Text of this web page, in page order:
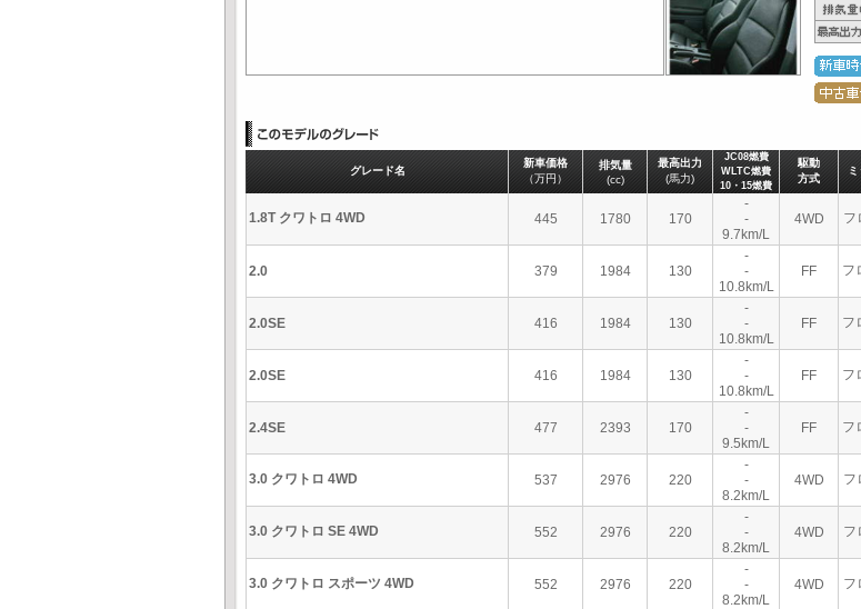
グレード名
新車価格
（万円）
排気量
(cc)
最高出力
(馬力)
JC08燃費
WLTC燃費
10・15燃費
駆動
方式
1.8T クワトロ 4WD 445 1780 170
-
-
9.7km/L
4WD フ
2.0 379 1984 130
-
-
10.8km/L
FF フ
2.0SE 416 1984 130
-
-
10.8km/L
FF フ
2.0SE 416 1984 130
-
-
10.8km/L
FF フ
2.4SE 477 2393 170
-
-
9.5km/L
FF フ
3.0 クワトロ 4WD 537 2976 220
-
-
8.2km/L
4WD フ
3.0 クワトロ SE 4WD 552 2976 220
-
-
8.2km/L
4WD フ
3.0 クワトロ スポーツ 4WD 552 2976 220
-
-
8.2km/L
4WD フ